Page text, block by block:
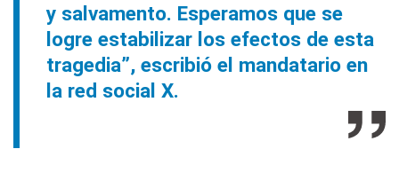
y salvamento. Esperamos que se
logre estabilizar los efectos de esta
tragedia”, escribió el mandatario en
la red social X.